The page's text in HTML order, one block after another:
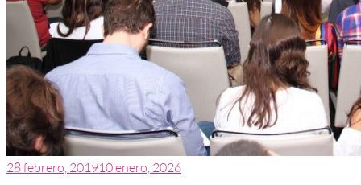
28 febrero, 201910 enero, 2026